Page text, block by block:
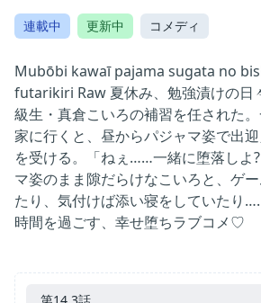
連載中 更新中 コメディ
Mubōbi kawaī pajama sugata no
futarikiri Raw 夏休み、勉強漬けの日
級生・真倉こいろの補習を任された
家に行くと、昼からパジャマ姿で出
を受ける。「ねぇ……一緒に堕落しよ
マ姿のまま隙だらけなこいろと、ゲ
たり、気付けば添い寝をしていたり
時間を過ごす、幸せ堕ちラブコメ♡